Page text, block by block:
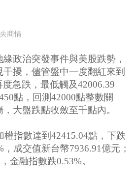
商情
政治突發事件與美股跌勢，
擾，儘管盤中一度翻紅來到
急跌，最低觸及42006.39
點，回測42000點整數關
大盤跌點收斂至千點內。
權指數達到42415.04點，下跌
成交值新台幣7936.91億元；
金融指數跌0.53%。